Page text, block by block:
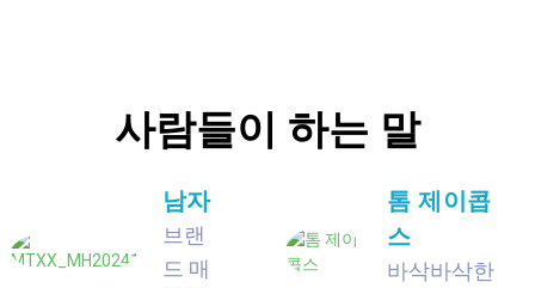
사람들이 하는 말
남자
브랜
드 매
톰 제이콥
스
바삭바삭한